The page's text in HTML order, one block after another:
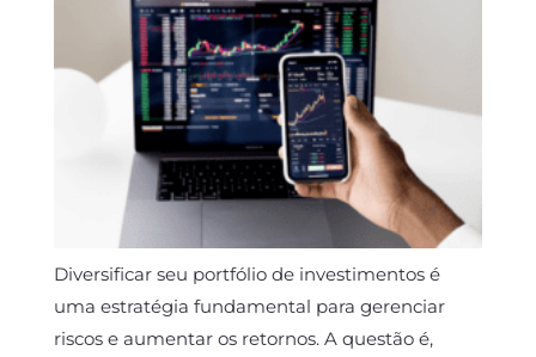
Diversificar seu portfólio de investimentos é
uma estratégia fundamental para gerenciar
riscos e aumentar os retornos. A questão é,